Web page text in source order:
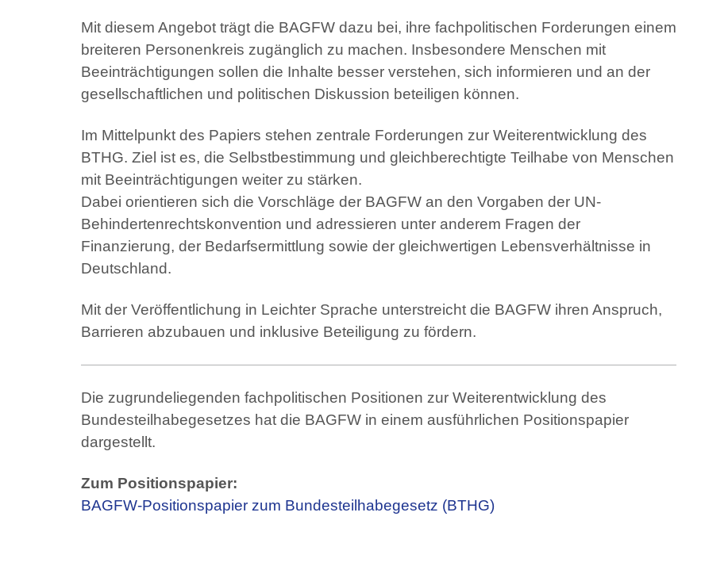
Mit diesem Angebot trägt die BAGFW dazu bei, ihre fachpolitischen Forderungen einem
breiteren Personenkreis zugänglich zu machen. Insbesondere Menschen mit
Beeinträchtigungen sollen die Inhalte besser verstehen, sich informieren und an der
gesellschaftlichen und politischen Diskussion beteiligen können.
Im Mittelpunkt des Papiers stehen zentrale Forderungen zur Weiterentwicklung des
BTHG. Ziel ist es, die Selbstbestimmung und gleichberechtigte Teilhabe von Menschen
mit Beeinträchtigungen weiter zu stärken.
Dabei orientieren sich die Vorschläge der BAGFW an den Vorgaben der UN-
Behindertenrechtskonvention und adressieren unter anderem Fragen der
Finanzierung, der Bedarfsermittlung sowie der gleichwertigen Lebensverhältnisse in
Deutschland.
Mit der Veröffentlichung in Leichter Sprache unterstreicht die BAGFW ihren Anspruch,
Barrieren abzubauen und inklusive Beteiligung zu fördern.
Die zugrundeliegenden fachpolitischen Positionen zur Weiterentwicklung des
Bundesteilhabegesetzes hat die BAGFW in einem ausführlichen Positionspapier
dargestellt.
Zum Positionspapier:
BAGFW-Positionspapier zum Bundesteilhabegesetz (BTHG)